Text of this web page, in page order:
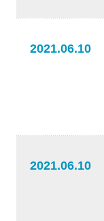
2021.06.10
2021.06.10